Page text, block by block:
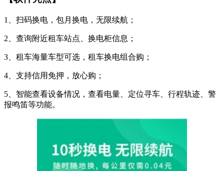
1、扫码换电，包月换电，无限续航；
2、查询附近租车站点、换电柜信息；
3、租车海量车型可选，租车换电组合购；
4、支持信用免押，放心购；
5、智能查看设备情况，查看电量、定位寻车、行程轨迹、警
报鸣笛等功能。